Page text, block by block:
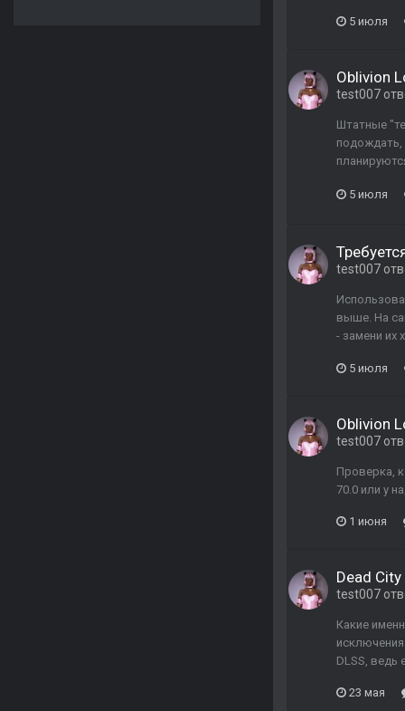
5 июля
Oblivion
test007
Штатные
подождать,
5 июля
test007
выше. На
- замени их
5 июля
Oblivion
test007
Проверка,
70.0 или у
1 июня
Dead City
test007
Какие
DLSS, ведь
23 мая